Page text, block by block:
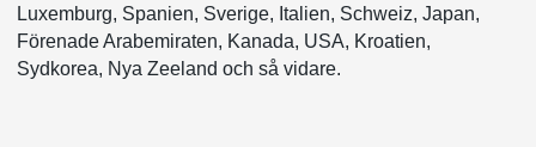
Luxemburg, Spanien, Sverige, Italien, Schweiz, Japan,
Förenade Arabemiraten, Kanada, USA, Kroatien,
Sydkorea, Nya Zeeland och så vidare.